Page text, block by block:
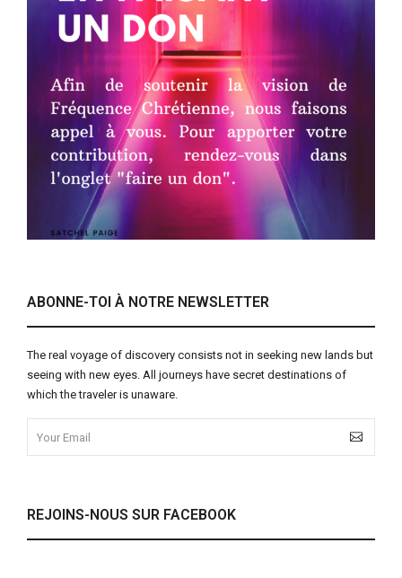
ABONNE-TOI À NOTRE NEWSLETTER
The real voyage of discovery consists not in seeking new lands but
seeing with new eyes. All journeys have secret destinations of
which the traveler is unaware.
REJOINS-NOUS SUR FACEBOOK